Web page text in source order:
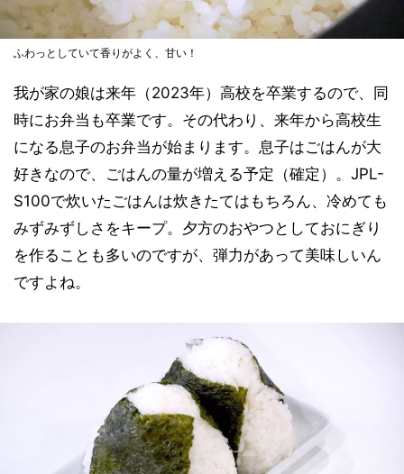
ふわっとしていて香りがよく、甘い！
我が家の娘は来年（2023年）高校を卒業するので、同
時にお弁当も卒業です。その代わり、来年から高校生
になる息子のお弁当が始まります。息子はごはんが大
好きなので、ごはんの量が増える予定（確定）。JPL-
S100で炊いたごはんは炊きたてはもちろん、冷めても
みずみずしさをキープ。夕方のおやつとしておにぎり
を作ることも多いのですが、弾力があって美味しいん
ですよね。